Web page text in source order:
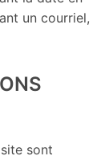
un courriel,
sont